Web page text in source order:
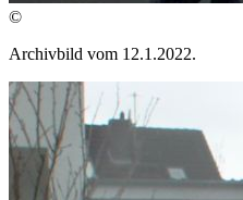
©
Archivbild vom 12.1.2022.